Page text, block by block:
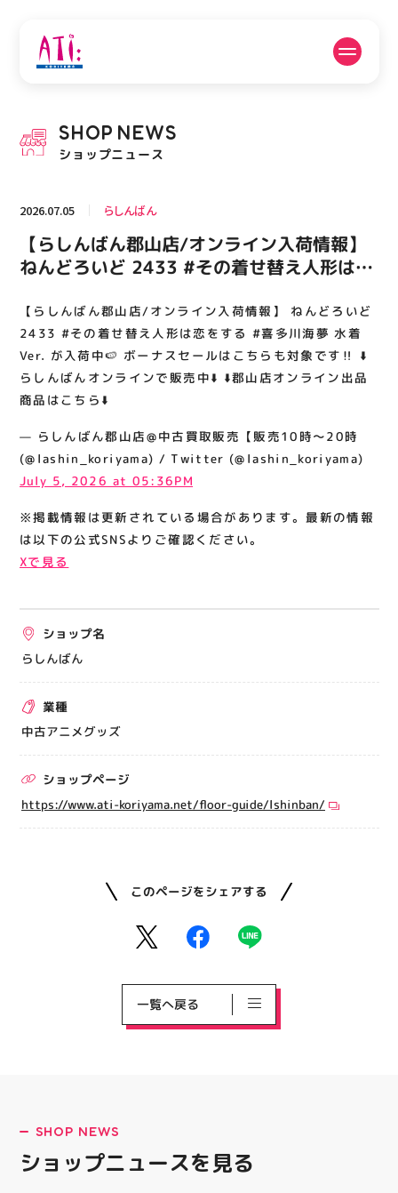
PICK UP NEWS
ピックアップニュース
フロアガイド 営業時間
ACCESS
アクセス・駐車場
RECRUIT
スタッフ募集
関連情報
お知らせ
お問い合わせ
サイトポリシー
運営会社
出店をご検討の方へ
催事出店募集
アティビジョンについて
SHOP NEWS
ショップニュース
2026.07.05 らしんばん
【らしんばん郡山店/オンライン入荷情報】
ねんどろいど 2433 #その着せ替え人形は恋
ーナスセールはこちらも対象です‼️ ⬇️らしん
ばんオンラインで販売中⬇️ ⬇️郡山店オンライ
ン出品商品はこちら⬇️
【らしんばん郡山店/オンライン入荷情報】 ねんどろいど
2433 #その着せ替え人形は恋をする #喜多川海夢 水着
Ver. が入荷中🍉 ボーナスセールはこちらも対象です‼️ ⬇️
らしんばんオンラインで販売中⬇️ ⬇️郡山店オンライン出品
商品はこちら⬇️
— らしんばん郡山店@中古買取販売【販売10時～20時
(@lashin_koriyama) / Twitter (@lashin_koriyama)
July 5, 2026 at 05:36PM
※掲載情報は更新されている場合があります。最新の情報
は以下の公式SNSよりご確認ください。
Xで見る
ショップ名
らしんばん
業種
中古アニメグッズ
ショップページ
https://www.ati-koriyama.net/floor-guide/lshinban/
このページをシェアする
一覧へ戻る
SHOP NEWS
ショップニュースを見る